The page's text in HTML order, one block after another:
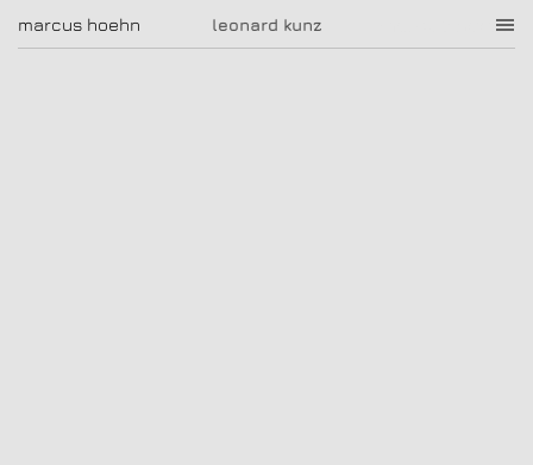
leonard kunz
marcus hoehn marcus hoehn
|